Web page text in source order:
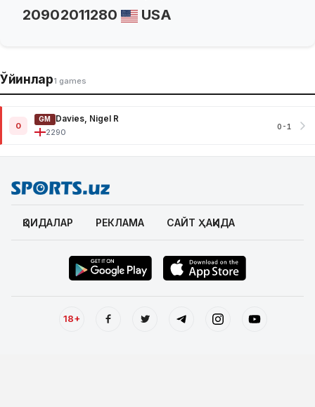
20902011280 USA
Ўйинлар1 games
0
GM
Davies, Nigel R
2290
0-1
ҚОИДАЛАР РЕКЛАМА САЙТ ҲАҚИДА
18+